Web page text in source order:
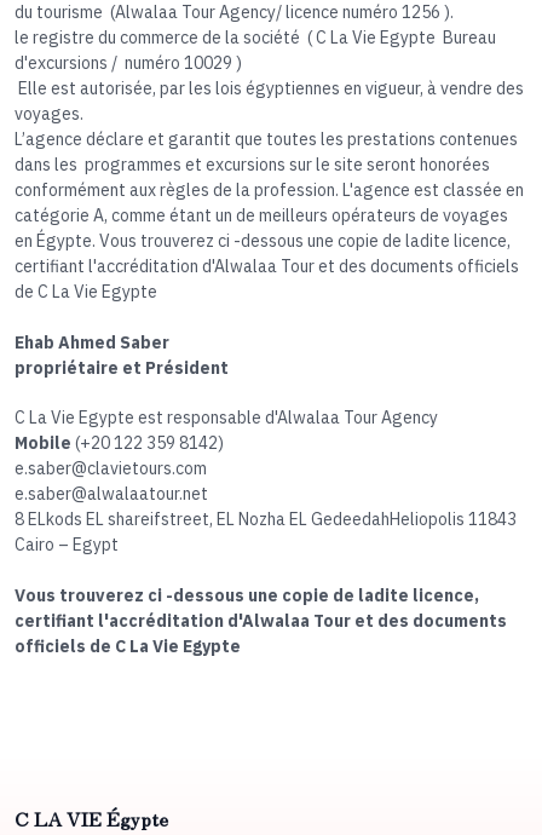
du tourisme (Alwalaa Tour Agency/ licence numéro 1256 ).
le registre du commerce de la société ( C La Vie Egypte Bureau
d'excursions / numéro 10029 )
Elle est autorisée, par les lois égyptiennes en vigueur, à vendre des
voyages.
L’agence déclare et garantit que toutes les prestations contenues
dans les programmes et excursions sur le site seront honorées
conformément aux règles de la profession. L'agence est classée en
catégorie A, comme étant un de meilleurs opérateurs de voyages
en Égypte. Vous trouverez ci -dessous une copie de ladite licence,
certifiant l'accréditation d'Alwalaa Tour et des documents officiels
de C La Vie Egypte
Ehab Ahmed Saber
propriétaire et Président
C La Vie Egypte est responsable d'Alwalaa Tour Agency
Mobile (+20 122 359 8142)
e.saber@clavietours.com
e.saber@alwalaatour.net
8 ELkods EL shareifstreet, EL Nozha EL GedeedahHeliopolis 11843
Cairo – Egypt
Vous trouverez ci -dessous une copie de ladite licence,
certifiant l'accréditation d'Alwalaa Tour et des documents
officiels de C La Vie Egypte
C LA VIE Égypte